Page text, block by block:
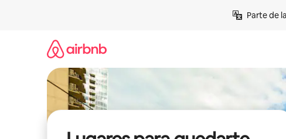
Parte de